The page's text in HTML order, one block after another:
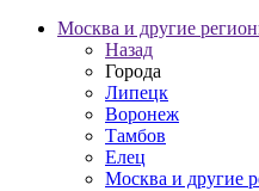
Москва и другие
Назад
Города
Липецк
Воронеж
Тамбов
Елец
Москва и другие